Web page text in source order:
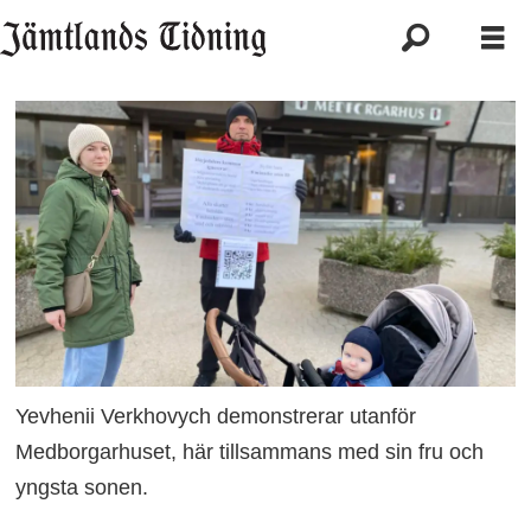
Yevhenii Verkhovych demonstrerar utanför
Medborgarhuset, här tillsammans med sin fru och
yngsta sonen.